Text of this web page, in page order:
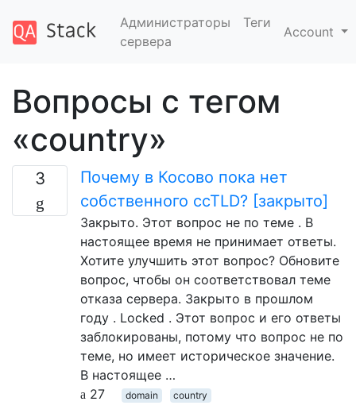
Администраторы
сервера
Теги
Account
Вопросы с тегом
«country»
3
Почему в Косово пока нет
собственного ccTLD? [закрыто]
Закрыто. Этот вопрос не по теме . В
настоящее время не принимает ответы.
Хотите улучшить этот вопрос? Обновите
вопрос, чтобы он соответствовал теме
отказа сервера. Закрыто в прошлом
году . Locked . Этот вопрос и его ответы
заблокированы, потому что вопрос не по
теме, но имеет историческое значение.
В настоящее …
27
domain country